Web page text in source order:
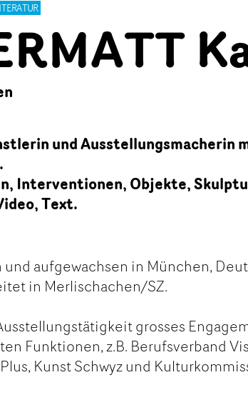
und Ausstellungsmacherin
Interventionen, Objekte,
Text.
und aufgewachsen in München,
in Merlischachen/SZ.
grosses
Funktionen, z.B. Berufsverband
Kunst Schwyz und